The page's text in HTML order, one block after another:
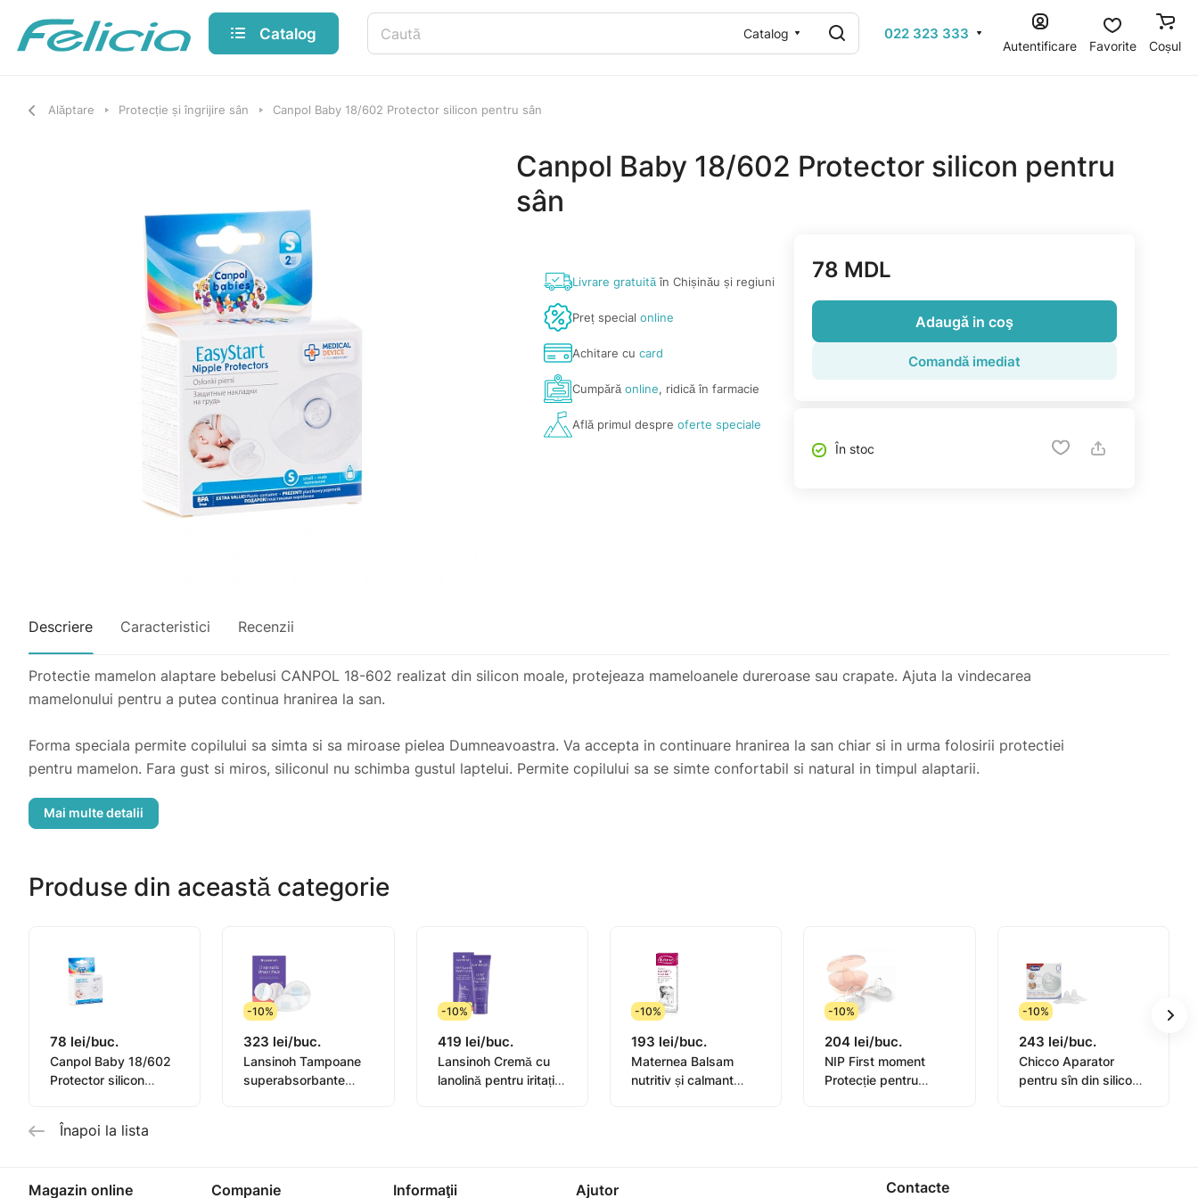
Catalog Catalog 022 323 333
Autentificare Favorite Coșul
Alăptare Protecție și îngrijire sân Canpol Baby 18/602 Protector silicon pentru sân
Canpol Baby 18/602 Protector silicon pentru
sân
Livrare gratuităîn Chișinău și regiuni
Preț specialonline
Achitare cucard
Cumpărăonline, ridică în farmacie
Află primul despreoferte speciale
78 MDL
Adaugă in coş
Comandă imediat
În stoc
Descriere Caracteristici Recenzii
Protectie mamelon alaptare bebelusi CANPOL 18-602 realizat din silicon moale, protejeaza mameloanele dureroase sau crapate. Ajuta la vindecarea
mamelonului pentru a putea continua hranirea la san.
Forma speciala permite copilului sa simta si sa miroase pielea Dumneavoastra. Va accepta in continuare hranirea la san chiar si in urma folosirii protectiei
pentru mamelon. Fara gust si miros, siliconul nu schimba gustul laptelui. Permite copilului sa se simte confortabil si natural in timpul alaptarii.
Cuprinde: 2 mameloane pentru protejarea sanilor in timpul alaptarii - marime universala, 1 cutie depozitare.
Produse din această categorie
78 lei/buc.
Canpol Baby 18/602
Protector silicon
-10%
323 lei/buc.
Lansinoh Tampoane
superabsorbante
-10%
419 lei/buc.
Lansinoh Cremă cu
lanolină pentru iritațiile
-10%
193 lei/buc.
Maternea Balsam
nutritiv și calmant
-10%
204 lei/buc.
NIP First moment
Protecție pentru
-10%
243 lei/buc.
Chicco Aparator
pentru sîn din silicon,
Înapoi la lista
Magazin online Companie Informaţii Ajutor Contacte